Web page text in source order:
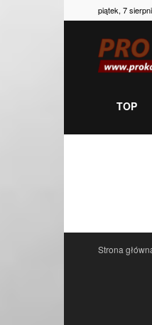
piątek, 7
TOP
Strona